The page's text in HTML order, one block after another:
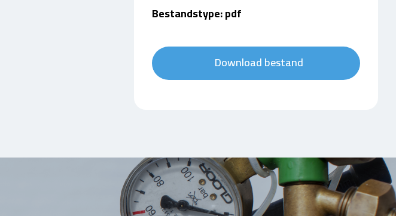
Bestandstype: pdf
Download bestand